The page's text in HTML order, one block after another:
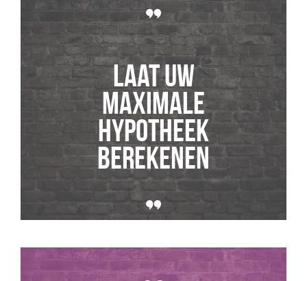
Laat uw
maximale
hypotheek
berekenen